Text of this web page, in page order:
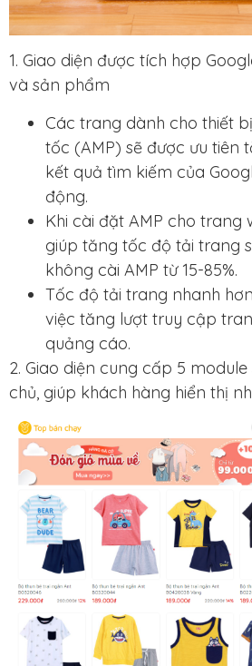
1. Giao diện được tích hợp
và sản phẩm
Các trang dành cho thiết
tốc (AMP) sẽ được ưu tiên
kết quả tìm kiếm của
động.
Khi cài đặt AMP cho trang
giúp tăng tốc độ tải trang
không cài AMP từ 15-85%.
Tốc độ tải trang nhanh
việc tăng lượt truy cập
quảng cáo.
2. Giao diện cung cấp 5
chủ, giúp khách hàng hiển thị